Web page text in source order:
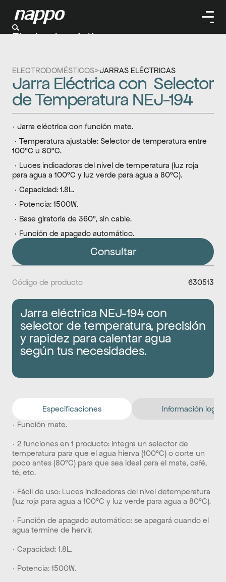
ELECTRODOMÉSTICOS>JARRAS ELÉCTRICAS
Jarra Eléctrica con  Selector
de Temperatura NEJ-194
· Jarra eléctrica con función mate.
100ºC u 80ºC.
para agua a 100ºC y luz verde para agua a 80ºC).
· Capacidad: 1.8L.
· Potencia: 1500W.
· Base giratoria de 360º, sin cable.
· Función de apagado automático.
Consultar
Código de producto 630513
Jarra eléctrica NEJ-194 con
selector de temperatura, precisión
y rapidez para calentar agua
según tus necesidades.
Especificaciones
Información
· Función mate.
· 2 funciones en 1 producto: Integra un selector de
temperatura para que el agua hierva (100ºC) o corte un
poco antes (80ºC) para que sea ideal para el mate, café,
té, etc.
· Fácil de uso: Luces indicadoras del nivel detemperatura
(luz roja para agua a 100ºC y luz verde para agua a 80ºC).
· Función de apagado automático: se apagará cuando el
agua termine de hervir.
· Capacidad: 1.8L.
· Potencia: 1500W.
Electrodomésticos
Limpieza
Herramientas
Climatizaación